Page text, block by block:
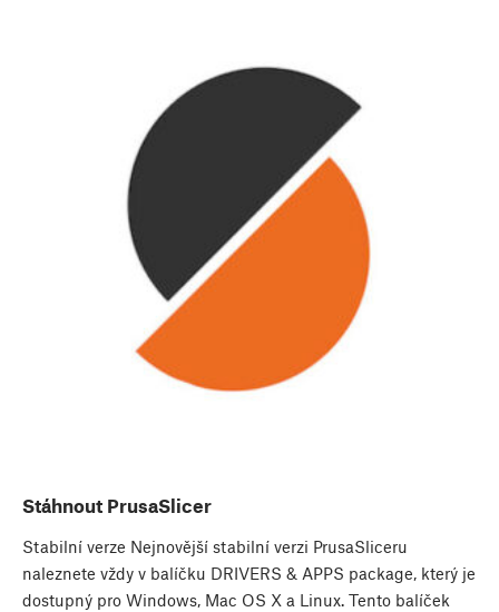
Stáhnout PrusaSlicer
Stabilní verze Nejnovější stabilní verzi PrusaSliceru
naleznete vždy v balíčku DRIVERS & APPS package, který je
dostupný pro Windows, Mac OS X a Linux. Tento balíček